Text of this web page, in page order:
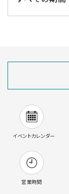
イベントカレンダー
営業時間